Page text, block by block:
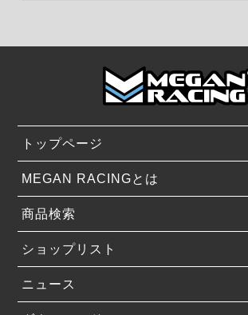
トップページ
MEGAN RACINGとは
商品検索
ショップリスト
ニュース